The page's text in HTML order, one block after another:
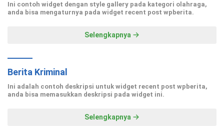
Ini contoh widget dengan style gallery pada kategori olahraga,
anda bisa mengaturnya pada widget recent post wpberita.
Selengkapnya
Berita Kriminal
Ini adalah contoh deskripsi untuk widget recent post wpberita,
anda bisa memasukkan deskripsi pada widget ini.
Selengkapnya